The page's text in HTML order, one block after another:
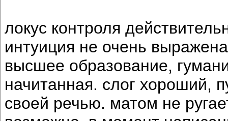
локус контроля
интуиция не очень
высшее образование,
начитанная. слог хороший,
своей речью. матом не